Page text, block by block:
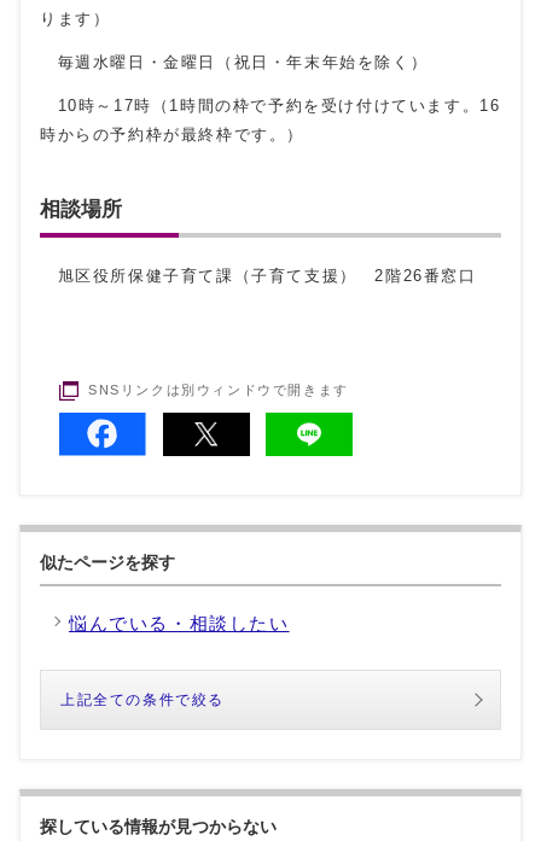
ります）
毎週水曜日・金曜日（祝日・年末年始を除く）
10時～17時（1時間の枠で予約を受け付けています。16
時からの予約枠が最終枠です。）
相談場所
旭区役所保健子育て課（子育て支援） 2階26番窓口
SNSリンクは別ウィンドウで開きます
似たページを探す
悩んでいる・相談したい
上記全ての条件で絞る
探している情報が見つからない